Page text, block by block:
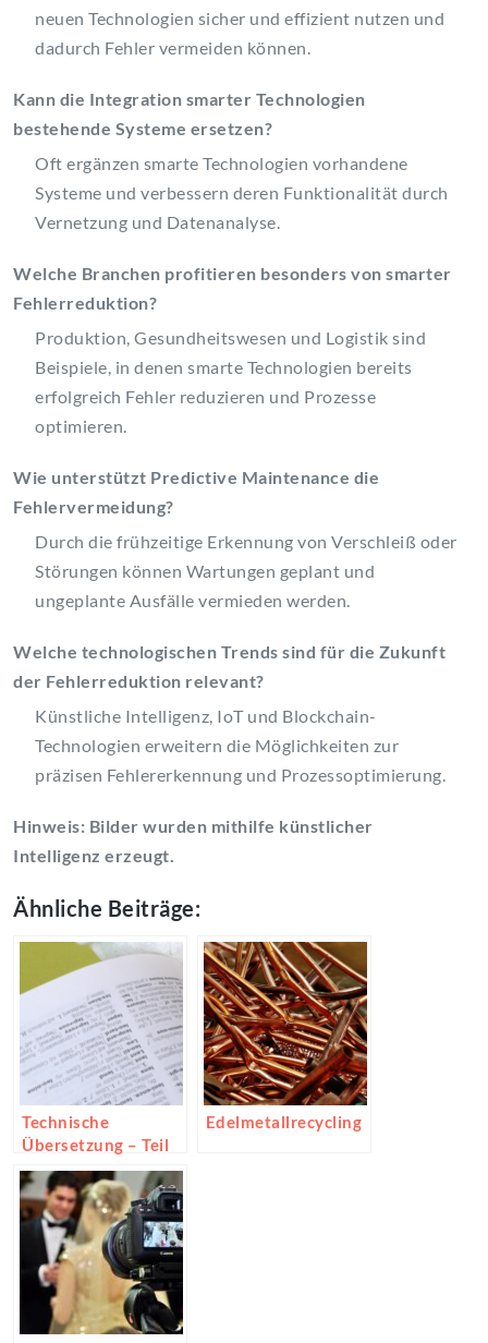
neuen Technologien sicher und effizient nutzen und
dadurch Fehler vermeiden können.
Kann die Integration smarter Technologien
bestehende Systeme ersetzen?
Oft ergänzen smarte Technologien vorhandene
Systeme und verbessern deren Funktionalität durch
Vernetzung und Datenanalyse.
Welche Branchen profitieren besonders von smarter
Fehlerreduktion?
Produktion, Gesundheitswesen und Logistik sind
Beispiele, in denen smarte Technologien bereits
erfolgreich Fehler reduzieren und Prozesse
optimieren.
Wie unterstützt Predictive Maintenance die
Fehlervermeidung?
Durch die frühzeitige Erkennung von Verschleiß oder
Störungen können Wartungen geplant und
ungeplante Ausfälle vermieden werden.
Welche technologischen Trends sind für die Zukunft
der Fehlerreduktion relevant?
Künstliche Intelligenz, IoT und Blockchain-
Technologien erweitern die Möglichkeiten zur
präzisen Fehlererkennung und Prozessoptimierung.
Hinweis: Bilder wurden mithilfe künstlicher
Intelligenz erzeugt.
Ähnliche Beiträge:
Technische
Übersetzung – Teil
der
Bedienungsanleitun
gen
Edelmetallrecycling